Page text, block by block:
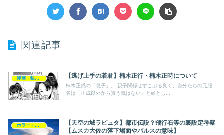
関連記事
漫画・映画・ゲーム 【逃げ上手の若君】楠木正行・楠木正時について
楠木正成の「息子」。 親子関係はすこぶる良く、自分たちの元服
名は「正成以外から貰う気はない」と頑とし...
ホラー・ミステリー
【天空の城ラピュタ】都市伝説？飛行石等の裏設定考察
【ムスカ大佐の落下場面やバルスの意味】